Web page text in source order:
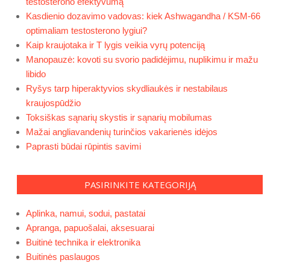
Kasdienio dozavimo vadovas: kiek Ashwagandha / KSM-66
optimaliam testosterono lygiui?
Kaip kraujotaka ir T lygis veikia vyrų potenciją
Manopauzė: kovoti su svorio padidėjimu, nuplikimu ir mažu
libido
Ryšys tarp hiperaktyvios skydliaukės ir nestabilaus
kraujospūdžio
Toksiškas sąnarių skystis ir sąnarių mobilumas
Mažai angliavandenių turinčios vakarienės idėjos
Paprasti būdai rūpintis savimi
PASIRINKITE KATEGORIJĄ
Aplinka, namui, sodui, pastatai
Apranga, papuošalai, aksesuarai
Buitinė technika ir elektronika
Buitinės paslaugos